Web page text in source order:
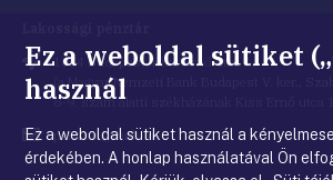
Cím 1054 Budapest, Kiss Ernő utca 1.
(a Magyar Nemzeti Bank Budapest V. ker.,
8-9. szám alatti székházának Kiss Ernő utca
Email
cím
penztar@mnb.hu
Ez a weboldal sütiket
használ
Ez a weboldal sütiket használ a
érdekében. A honlap használatával Ön